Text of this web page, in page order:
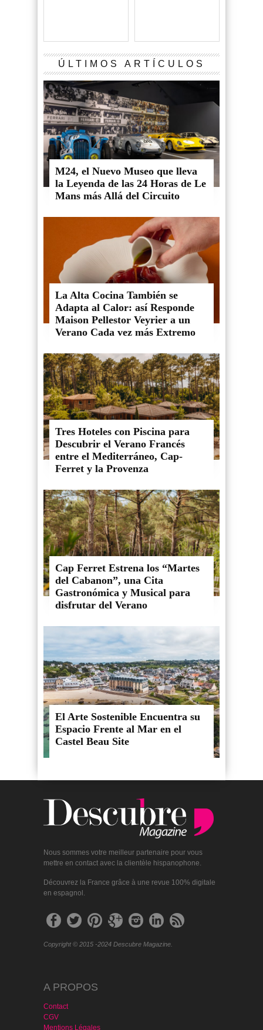
ÚLTIMOS ARTÍCULOS
M24, el Nuevo Museo que lleva
la Leyenda de las 24 Horas de Le
Mans más Allá del Circuito
La Alta Cocina También se
Adapta al Calor: así Responde
Maison Pellestor Veyrier a un
Verano Cada vez más Extremo
Tres Hoteles con Piscina para
Descubrir el Verano Francés
entre el Mediterráneo, Cap-
Ferret y la Provenza
Cap Ferret Estrena los “Martes
del Cabanon”, una Cita
Gastronómica y Musical para
disfrutar del Verano
El Arte Sostenible Encuentra su
Espacio Frente al Mar en el
Castel Beau Site
Nous sommes votre meilleur partenaire pour vous
mettre en contact avec la clientèle hispanophone.
Découvrez la France grâce à une revue 100% digitale
en espagnol.
Copyright © 2015 -2024 Descubre Magazine.
A PROPOS
Contact
CGV
Mentions Légales